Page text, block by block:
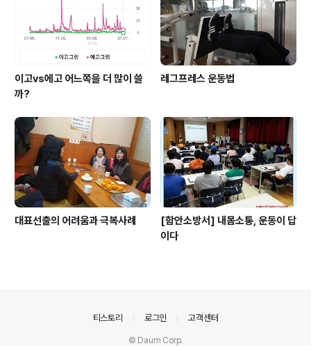
이고vs에고 어느쪽을 더 많이 쓸
까?
레그프레스 운동법
대표선출의 어려움과 극복사례
[함안소방서] 내몸소통, 운동이 답
이다
티스토리 로그인 고객센터
© Daum Corp.